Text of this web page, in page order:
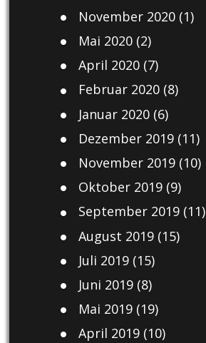
November 2020(1)
Mai 2020(2)
April 2020(7)
Februar 2020(8)
Januar 2020(6)
Dezember 2019(11)
November 2019(10)
Oktober 2019(9)
September 2019(11)
August 2019(15)
Juli 2019(15)
Juni 2019(8)
Mai 2019(19)
April 2019(10)